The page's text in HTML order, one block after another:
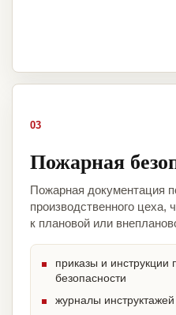
03
Пожарная
Пожарная документация
производственного цеха,
к плановой или
приказы и инструкции
безопасности
журналы